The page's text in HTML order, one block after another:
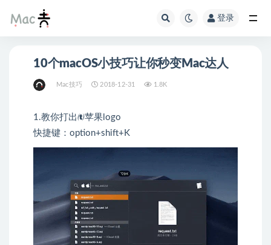
登录
10个macOS小技巧让你秒变Mac达人
Mac技巧 2018-12-31 1.8K
1.教你打出苹果logo
快捷键：option+shift+K